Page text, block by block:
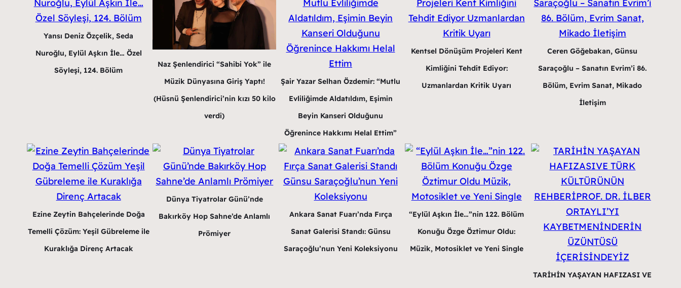
Yansı Deniz Özçelik, Seda
Nuroğlu, Eylül Aşkın İle… Özel
Söyleşi, 124. Bölüm
Naz Şenlendirici “Sahibi Yok” ile
Müzik Dünyasına Giriş Yaptı!
(Hüsnü Şenlendirici’nin kızı 50 kilo
verdi)
Şair Yazar Selhan Özdemir: “Mutlu
Evliliğimde Aldatıldım, Eşimin
Beyin Kanseri Olduğunu
Öğrenince Hakkımı Helal Ettim”
Kentsel Dönüşüm Projeleri Kent
Kimliğini Tehdit Ediyor:
Uzmanlardan Kritik Uyarı
Ceren Göğebakan, Günsu
Saraçoğlu – Sanatın Evrim’i 86.
Bölüm, Evrim Sanat, Mikado
İletişim
Ezine Zeytin Bahçelerinde Doğa
Temelli Çözüm: Yeşil Gübreleme ile
Kuraklığa Direnç Artacak
Dünya Tiyatrolar Günü’nde
Bakırköy Hop Sahne’de Anlamlı
Prömiyer
Ankara Sanat Fuarı’nda Fırça
Sanat Galerisi Standı: Günsu
Saraçoğlu’nun Yeni Koleksiyonu
“Eylül Aşkın İle…”nin 122. Bölüm
Konuğu Özge Öztimur Oldu:
Müzik, Motosiklet ve Yeni Single
TARİHİN YAŞAYAN HAFIZASI VE